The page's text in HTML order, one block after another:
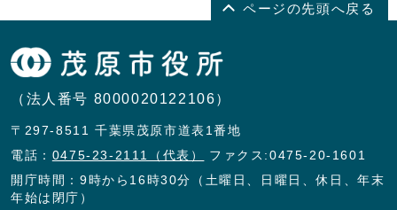
ページの先頭へ戻る
（法人番号 8000020122106）
〒297-8511 千葉県茂原市道表1番地
電話： 0475-23-2111（代表）
ファクス:0475-20-1601
開庁時間：9時から16時30分（土曜日、日曜日、休日、年末
年始は閉庁）